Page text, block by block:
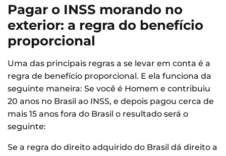
Pagar o INSS morando no
exterior: a regra do benefício
proporcional
Uma das principais regras a se levar em conta é a
regra de benefício proporcional. E ela funciona da
seguinte maneira: Se você é Homem e contribuiu
20 anos no Brasil ao INSS, e depois pagou cerca de
mais 15 anos fora do Brasil o resultado será o
seguinte:
Se a regra do direito adquirido do Brasil dá direito a